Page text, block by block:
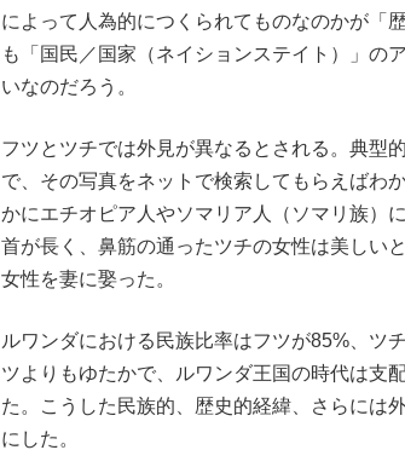
によって人為的につくられてものなのかが「
も「国民／国家（ネイションステイト）」の
いなのだろう。
フツとツチでは外見が異なるとされる。典型
で、その写真をネットで検索してもらえばわ
かにエチオピア人やソマリア人（ソマリ族）
首が長く、鼻筋の通ったツチの女性は美しい
女性を妻に娶った。
ルワンダにおける民族比率はフツが85%、ツ
ツよりもゆたかで、ルワンダ王国の時代は支
た。こうした民族的、歴史的経緯、さらには
にした。